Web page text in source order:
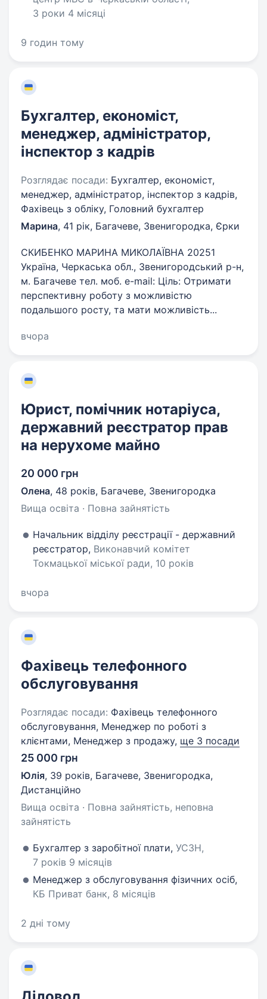
3 роки 4 місяці
9 годин тому
Бухгалтер, економіст,
менеджер, адміністратор,
інспектор з кадрів
Розглядає посади: Бухгалтер, економіст,
менеджер, адміністратор, інспектор з кадрів,
Фахівець з обліку, Головний бухгалтер
Марина, 41 рік, Багачеве, Звенигородка, Єрки
СКИБЕНКО МАРИНА МИКОЛАЇВНА 20251
Україна, Черкаська обл., Звенигородський р-н,
м. Багачеве тел. моб. e-mail: Ціль: Отримати
перспективну роботу з можливістю
подальшого росту, та мати можливість...
вчора
Юрист, помічник нотаріуса,
державний реєстратор прав
на нерухоме майно
20 000 грн
Олена, 48 років, Багачеве, Звенигородка
Вища освіта · Повна зайнятість
Начальник відділу реєстрації - державний
реєстратор, Виконавчий комітет
Токмацької міської ради, 10 років
вчора
Фахівець телефонного
обслуговування
Розглядає посади: Фахівець телефонного
обслуговування, Менеджер по роботі з
клієнтами, Менеджер з продажу, ще 3 посади
25 000 грн
Юлія, 39 років, Багачеве, Звенигородка,
Дистанційно
Вища освіта · Повна зайнятість, неповна
зайнятість
Бухгалтер з заробітної плати, УСЗН,
7 років 9 місяців
Менеджер з обслуговування фізичних осіб,
КБ Приват банк, 8 місяців
2 дні тому